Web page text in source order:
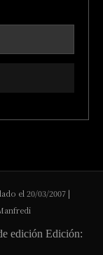
el 20/03/2007 |
edición Edición: